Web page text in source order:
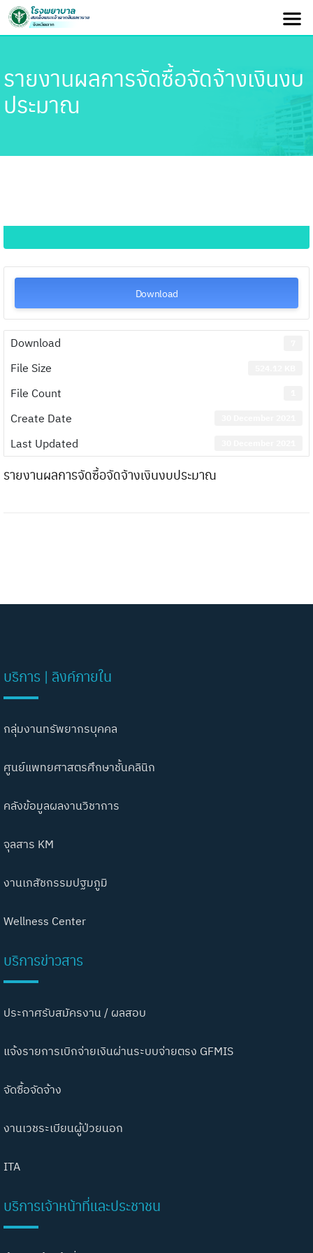
รายงานผลการจัดซื้อจัดจ้างเงินงบ
ประมาณ
Download
Download
File Size
File Count
Create Date
Last Updated
รายงานผลการจัดซื้อจัดจ้างเงินงบประมาณ
บริการ | ลิงค์ภายใน
กลุ่มงานทรัพยากรบุคคล
ศูนย์แพทยศาสตรศึกษาชั้นคลินิก
คลังข้อมูลผลงานวิชาการ
จุลสาร KM
งานเภสัชกรรมปฐมภูมิ
Wellness Center
บริการข่าวสาร
ประกาศรับสมัครงาน / ผลสอบ
แจ้งรายการเบิกจ่ายเงินผ่านระบบจ่ายตรง GFMIS
จัดซื้อจัดจ้าง
งานเวชระเบียนผู้ป่วยนอก
ITA
บริการเจ้าหน้าที่และประชาชน